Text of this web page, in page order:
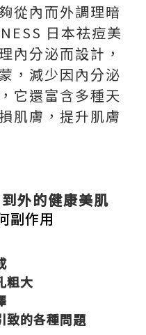
從內而外調理暗
日本祛痘美
內分泌而設計，
，減少因內分泌
它還富含多種天
肌膚，提升肌膚
外的健康美肌
副作用
粗大
致的各種問題